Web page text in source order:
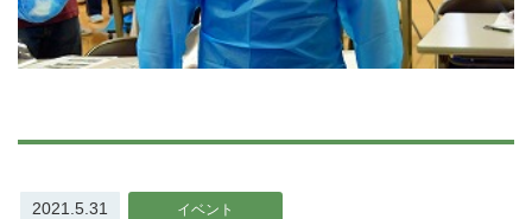
2021.5.31 イベント